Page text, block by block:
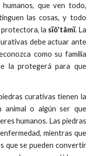
que ven todo,
las cosas, y todo
protectora, la sĩõ'tãmĩ. La
debe actuar ante
como su familia
la protegerá para que
curativas tienen la
animal o algún ser que
humanos. Las piedras
mientras que
que se pueden convertir